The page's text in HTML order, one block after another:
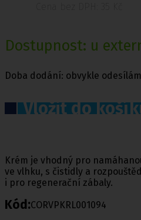
Dostupnost: u
Doba dodání: obvykle
Vložit do
Krém je vhodný pro
ve vlhku, s čistidly a
i pro regenerační zábaly.
Kód:CORVPKRL001094